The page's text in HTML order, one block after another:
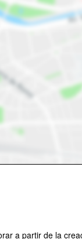
a partir de la
por ELSA Loyola -